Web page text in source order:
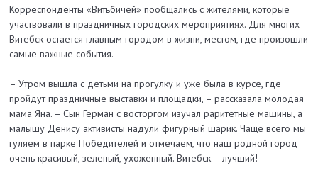
Корреспонденты «Витьбичей» пообщались с жителями, которые
участвовали в праздничных городских мероприятиях. Для многих
Витебск остается главным городом в жизни, местом, где произошли
самые важные события.
– Утром вышла с детьми на прогулку и уже была в курсе, где
пройдут праздничные выставки и площадки, – рассказала молодая
мама Яна. – Сын Герман с восторгом изучал раритетные машины, а
малышу Денису активисты надули фигурный шарик. Чаще всего мы
гуляем в парке Победителей и отмечаем, что наш родной город
очень красивый, зеленый, ухоженный. Витебск – лучший!